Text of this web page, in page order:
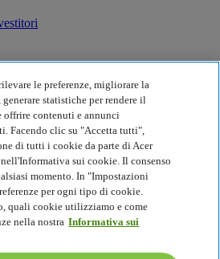
d'impresa
del prodotto
le preferenze, migliorare la
statistiche per rendere il
contenuti e annunci
Facendo clic su "Accetta tutti",
di tutti i cookie da parte di Acer
sui cookie. Il consenso
momento. In "Impostazioni
per ogni tipo di cookie.
quali cookie utilizziamo e come
nella nostra Informativa sui